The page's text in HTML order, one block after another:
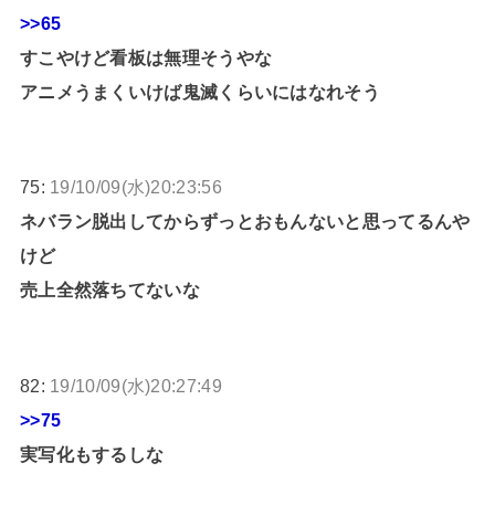
>>65
すこやけど看板は無理そうやな
アニメうまくいけば鬼滅くらいにはなれそう
75: 19/10/09(水)20:23:56
ネバラン脱出してからずっとおもんないと思ってるんや
けど
売上全然落ちてないな
82: 19/10/09(水)20:27:49
>>75
実写化もするしな